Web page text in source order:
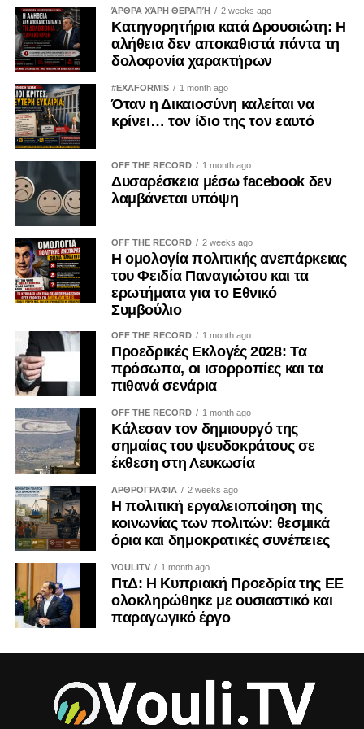
Η ευθύνη, όμως, δεν ανήκει μόνο στην Πολιτεία.
Ανήκει και στον κάθε πολίτη ξεχωριστά. Ο πατριωτισμός
δεν εξαντλείται στις επετειακές ομιλίες, ούτε στις
αναρτήσεις στα μέσα κοινωνικής δικτύωσης.
Αποδεικνύεται καθημερινά μέσα από τις προσωπικές μας
επιλογές. Δεν μπορεί κανείς να καταδικάζει την κατοχή και
ταυτόχρονα να χρηματοδοτεί, έστω και έμμεσα, τις
οικονομικές δομές που τη συντηρούν.
Η Κύπρος εξακολουθεί να ζει τις συνέπειες της εισβολής
του 1974. Οι πρόσφυγες παραμένουν μακριά από τις
πατρογονικές τους εστίες. Οι οικογένειες των
αγνοουμένων συνεχίζουν να αναζητούν απαντήσεις. Οι
εγκλωβισμένοι εξακολουθούν να δοκιμάζονται. Η κατοχή
δεν ανήκει στο παρελθόν· είναι μια καθημερινή
πραγματικότητα.
Γι’ αυτό η ενίσχυση των παράνομων καζίνων στα
κατεχόμενα δεν μπορεί να θεωρείται μια αθώα
προσωπική επιλογή. Είναι μια πράξη με πολιτικές,
οικονομικές και εθνικές προεκτάσεις. Και ως τέτοια οφείλει
να αντιμετωπίζεται από όλους μας με τη σοβαρότητα που
της αρμόζει.
Η ιστορία διδάσκει ότι τα τετελεσμένα παγιώνονται όταν οι
κοινωνίες συνηθίζουν να τα αποδέχονται. Η Κύπρος δεν
έχει την πολυτέλεια ούτε της αδιαφορίας ούτε της λήθης.
ΤΟΥ ΚΡΙΣ ΜΙΧΑΗΛ
ΆΡΘΡΑ ΧΆΡΗ ΘΕΡΑΠΉ 2 weeks ago
Κατηγορητήρια κατά Δρουσιώτη: Η
αλήθεια δεν αποκαθιστά πάντα τη
δολοφονία χαρακτήρων
#EXAFORMIS 1 month ago
Όταν η Δικαιοσύνη καλείται να
κρίνει… τον ίδιο της τον εαυτό
OFF THE RECORD 1 month ago
Δυσαρέσκεια μέσω facebook δεν
λαμβάνεται υπόψη
OFF THE RECORD 2 weeks ago
Η ομολογία πολιτικής ανεπάρκειας
του Φειδία Παναγιώτου και τα
ερωτήματα για το Εθνικό
Συμβούλιο
OFF THE RECORD 1 month ago
Προεδρικές Εκλογές 2028: Τα
πρόσωπα, οι ισορροπίες και τα
πιθανά σενάρια
OFF THE RECORD 1 month ago
Κάλεσαν τον δημιουργό της
σημαίας του ψευδοκράτους σε
έκθεση στη Λευκωσία
ΑΡΘΡΟΓΡΑΦΙΑ 2 weeks ago
Η πολιτική εργαλειοποίηση της
κοινωνίας των πολιτών: θεσμικά
όρια και δημοκρατικές συνέπειες
VOULITV 1 month ago
ΠτΔ: Η Κυπριακή Προεδρία της ΕΕ
ολοκληρώθηκε με ουσιαστικό και
παραγωγικό έργο